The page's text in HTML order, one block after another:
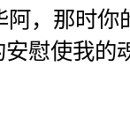
，那时你
慰使我的